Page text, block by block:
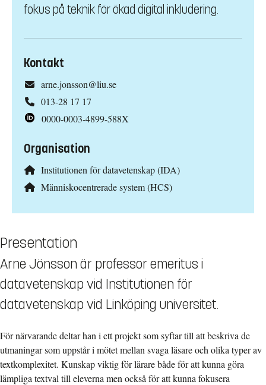
fokus på teknik för ökad digital inkludering.
Kontakt
arne.jonsson@liu.se
013-28 17 17
0000-0003-4899-588X
Organisation
Institutionen för datavetenskap (IDA)
Människocentrerade system (HCS)
Presentation
Arne Jönsson är professor emeritus i
datavetenskap vid Institutionen för
datavetenskap vid Linköping universitet.
För närvarande deltar han i ett projekt som syftar till att beskriva de
utmaningar som uppstår i mötet mellan svaga läsare och olika typer av
textkomplexitet. Kunskap viktig för lärare både för att kunna göra
lämpliga textval till eleverna men också för att kunna fokusera